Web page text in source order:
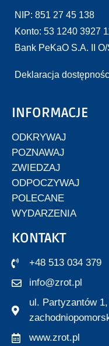
NIP: 851 27 45 138
Konto: 53 1240 3927
Bank PeKaO S.A. II
Deklaracja
INFORMACJE
ODKRYWAJ
POZNAWAJ
ZWIEDZAJ
ODPOCZYWAJ
POLECANE
WYDARZENIA
KONTAKT
+48 513 034 379
info@zrot.pl
ul. Partyzantów
www.zrot.pl